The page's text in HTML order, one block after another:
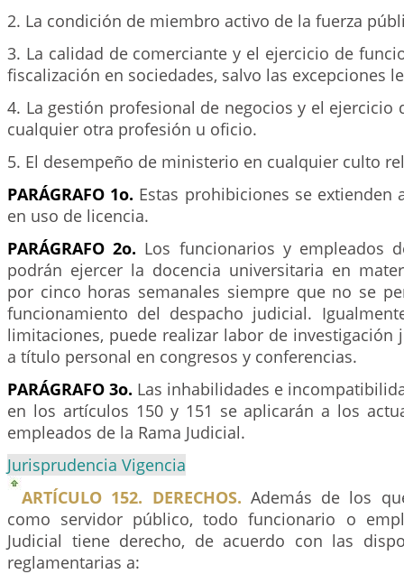
2. La condición de miembro activo de la fuerza
3. La calidad de comerciante y el ejercicio de
fiscalización en sociedades, salvo las excepciones
4. La gestión profesional de negocios y el ejercicio
cualquier otra profesión u oficio.
5. El desempeño de ministerio en cualquier culto
PARÁGRAFO 1o. Estas prohibiciones se extienden
en uso de licencia.
PARÁGRAFO 2o. Los funcionarios y empleados
podrán ejercer la docencia universitaria en
por cinco horas semanales siempre que no se
funcionamiento del despacho judicial.
limitaciones, puede realizar labor de investigación
a título personal en congresos y conferencias.
PARÁGRAFO 3o. Las inhabilidades e
en los artículos 150 y 151 se aplicarán a los
empleados de la Rama Judicial.
Jurisprudencia Vigencia
ARTÍCULO 152. DERECHOS. Además de los
como servidor público, todo funcionario o
Judicial tiene derecho, de acuerdo con las
reglamentarias a: